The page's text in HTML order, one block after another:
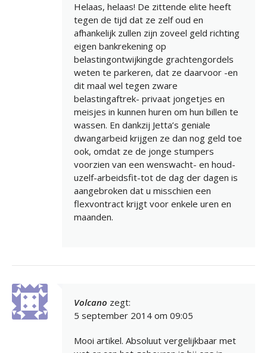
Helaas, helaas! De zittende elite heeft
tegen de tijd dat ze zelf oud en
afhankelijk zullen zijn zoveel geld richting
eigen bankrekening op
belastingontwijkingde grachtengordels
weten te parkeren, dat ze daarvoor -en
dit maal wel tegen zware
belastingaftrek- privaat jongetjes en
meisjes in kunnen huren om hun billen te
wassen. En dankzij Jetta’s geniale
dwangarbeid krijgen ze dan nog geld toe
ook, omdat ze de jonge stumpers
voorzien van een wenswacht- en houd-
uzelf-arbeidsfit-tot de dag der dagen is
aangebroken dat u misschien een
flexvontract krijgt voor enkele uren en
maanden.
Volcano zegt:
5 september 2014 om 09:05
Mooi artikel. Absoluut vergelijkbaar met